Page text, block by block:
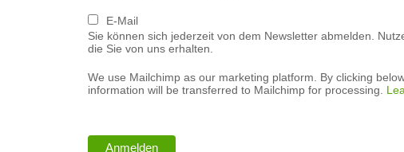
E-Mail
Sie können sich jederzeit von dem Newsletter abmelden.
die Sie von uns erhalten.
We use Mailchimp as our marketing platform. By clicking
information will be transferred to Mailchimp for processing.